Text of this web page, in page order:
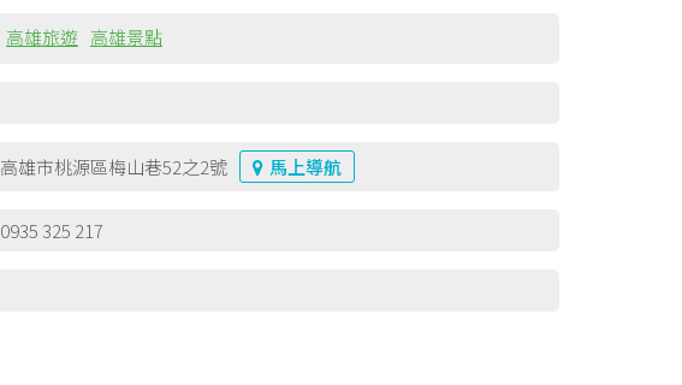
高雄旅遊 高雄景點
高雄市桃源區梅山巷52之2號 馬上導航
0935 325 217